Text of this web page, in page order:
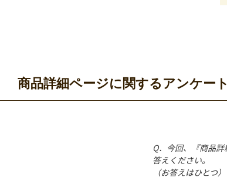
商品詳細ページに関するアンケート